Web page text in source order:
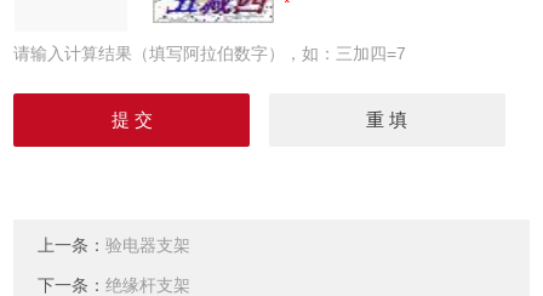
请输入计算结果（填写阿拉伯数字），如：三加四=7
上一条：验电器支架
下一条：绝缘杆支架